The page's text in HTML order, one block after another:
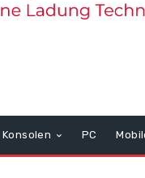
Konsolen PC